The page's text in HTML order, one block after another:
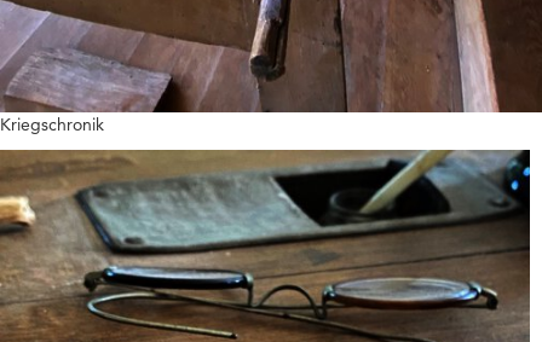
Kriegschronik